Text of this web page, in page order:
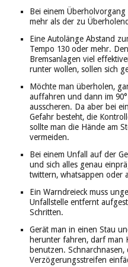
Bei einem
mehr als der zu
Eine Autolänge Abstand
Tempo 130 oder mehr.
Bremsanlagen viel
runter wollen, sollen sich
Möchte man überholen,
auffahren und dann im
ausscheren. Da aber bei
Gefahr besteht, die
sollte man die Hände am
vermeiden.
Bei einem Unfall auf der
und sich alles genau
twittern, whatsappen oder
Ein Warndreieck muss
Unfallstelle entfernt
Schritten.
Gerät man in einen Stau
herunter fahren, darf man
benutzen.
Verzögerungsstreifen